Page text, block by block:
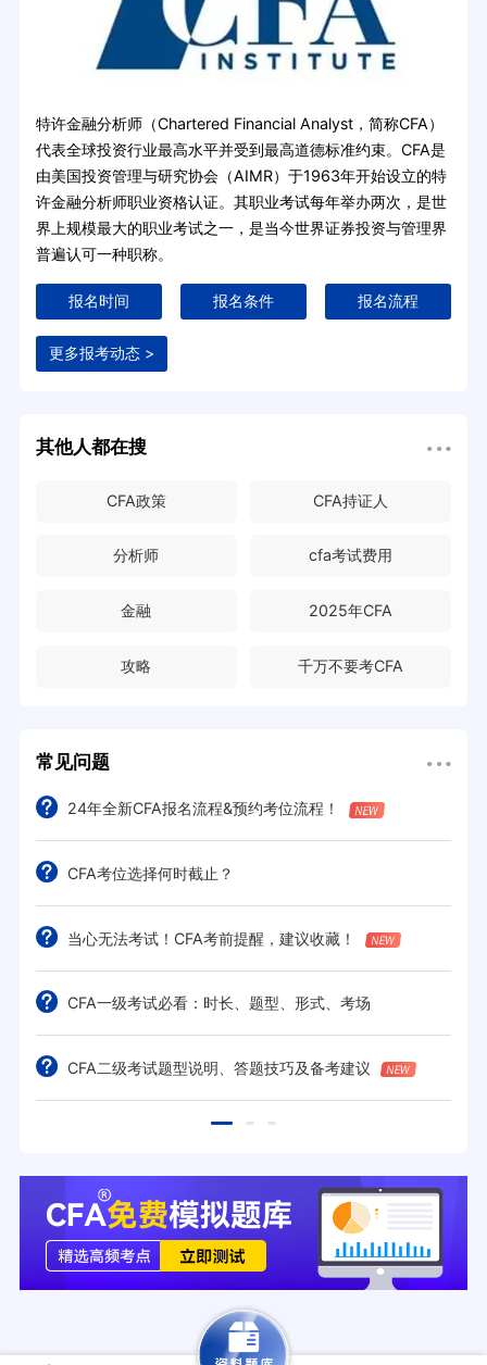
特许金融分析师（Chartered Financial Analyst，简称CFA）
代表全球投资行业最高水平并受到最高道德标准约束。CFA是
由美国投资管理与研究协会（AIMR）于1963年开始设立的特
许金融分析师职业资格认证。其职业考试每年举办两次，是世
界上规模最大的职业考试之一，是当今世界证券投资与管理界
普遍认可一种职称。
报名时间 报名条件 报名流程
更多报考动态 >
其他人都在搜
CFA政策 CFA持证人
分析师 cfa考试费用
金融 2025年CFA
攻略 千万不要考CFA
常见问题
24年全新CFA报名流程&预约考位流程！
CFA考位选择何时截止？
当心无法考试！CFA考前提醒，建议收藏！
CFA一级考试必看：时长、题型、形式、考场
CFA二级考试题型说明、答题技巧及备考建议